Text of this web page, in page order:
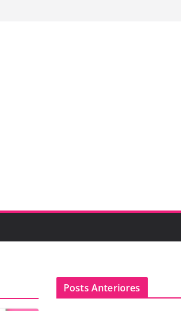
Posts Anteriores